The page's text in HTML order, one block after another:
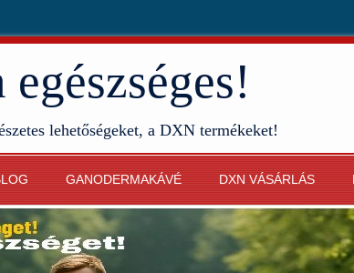
lehetőségeket, a DXN termékeket!
GANODERMAKÁVÉ DXN VÁSÁRLÁS